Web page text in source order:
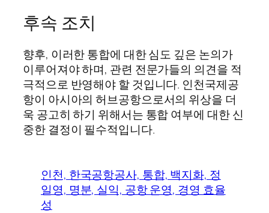
후속 조치
향후, 이러한 통합에 대한 심도 깊은 논의가
이루어져야 하며, 관련 전문가들의 의견을 적
극적으로 반영해야 할 것입니다. 인천국제공
항이 아시아의 허브공항으로서의 위상을 더
욱 공고히 하기 위해서는 통합 여부에 대한 신
중한 결정이 필수적입니다.
인천, 한국공항공사, 통합, 백지화, 정
일영, 명분, 실익, 공항 운영, 경영 효율
성